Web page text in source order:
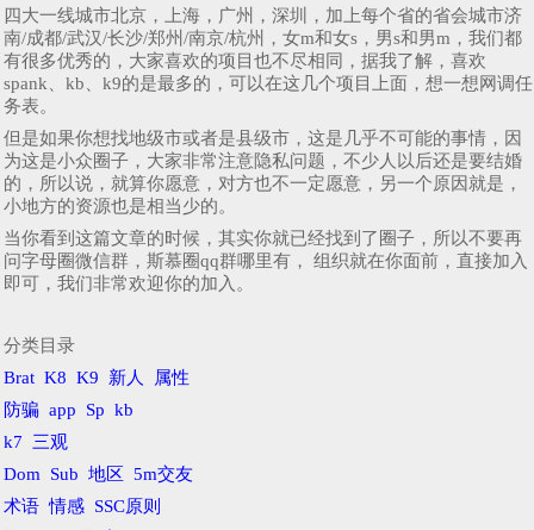
四大一线城市北京，上海，广州，深圳，加上每个省的省会城市济
南/成都/武汉/长沙/郑州/南京/杭州，女m和女s，男s和男m，我们都
有很多优秀的，大家喜欢的项目也不尽相同，据我了解，喜欢
spank、kb、k9的是最多的，可以在这几个项目上面，想一想网调任
务表。
但是如果你想找地级市或者是县级市，这是几乎不可能的事情，因
为这是小众圈子，大家非常注意隐私问题，不少人以后还是要结婚
的，所以说，就算你愿意，对方也不一定愿意，另一个原因就是，
小地方的资源也是相当少的。
当你看到这篇文章的时候，其实你就已经找到了圈子，所以不要再
问字母圈微信群，斯慕圈qq群哪里有， 组织就在你面前，直接加入
即可，我们非常欢迎你的加入。
分类目录
Brat K8 K9 新人
属性
防骗 app Sp kb
k7
三观
Dom
Sub 地区
5m交友
术语 情感 SSC原则